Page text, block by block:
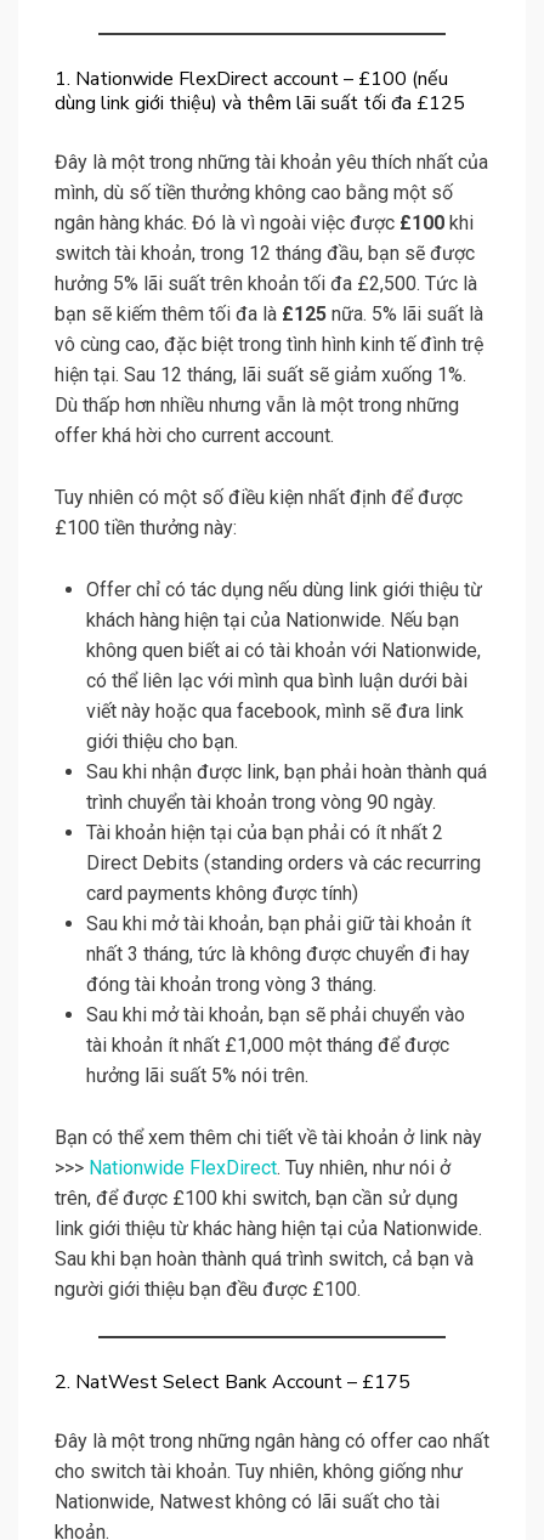
1. Nationwide FlexDirect account – £100 (nếu
dùng link giới thiệu) và thêm lãi suất tối đa £125
Đây là một trong những tài khoản yêu thích nhất của
mình, dù số tiền thưởng không cao bằng một số
ngân hàng khác. Đó là vì ngoài việc được £100 khi
switch tài khoản, trong 12 tháng đầu, bạn sẽ được
hưởng 5% lãi suất trên khoản tối đa £2,500. Tức là
bạn sẽ kiếm thêm tối đa là £125 nữa. 5% lãi suất là
vô cùng cao, đặc biệt trong tình hình kinh tế đình trệ
hiện tại. Sau 12 tháng, lãi suất sẽ giảm xuống 1%.
Dù thấp hơn nhiều nhưng vẫn là một trong những
offer khá hời cho current account.
Tuy nhiên có một số điều kiện nhất định để được
£100 tiền thưởng này:
Offer chỉ có tác dụng nếu dùng link giới thiệu từ
khách hàng hiện tại của Nationwide. Nếu bạn
không quen biết ai có tài khoản với Nationwide,
có thể liên lạc với mình qua bình luận dưới bài
viết này hoặc qua facebook, mình sẽ đưa link
giới thiệu cho bạn.
Sau khi nhận được link, bạn phải hoàn thành quá
trình chuyển tài khoản trong vòng 90 ngày.
Tài khoản hiện tại của bạn phải có ít nhất 2
Direct Debits (standing orders và các recurring
card payments không được tính)
Sau khi mở tài khoản, bạn phải giữ tài khoản ít
nhất 3 tháng, tức là không được chuyển đi hay
đóng tài khoản trong vòng 3 tháng.
Sau khi mở tài khoản, bạn sẽ phải chuyển vào
tài khoản ít nhất £1,000 một tháng để được
hưởng lãi suất 5% nói trên.
Bạn có thể xem thêm chi tiết về tài khoản ở link này
>>> Nationwide FlexDirect. Tuy nhiên, như nói ở
trên, để được £100 khi switch, bạn cần sử dụng
link giới thiệu từ khác hàng hiện tại của Nationwide.
Sau khi bạn hoàn thành quá trình switch, cả bạn và
người giới thiệu bạn đều được £100.
2. NatWest Select Bank Account – £175
Đây là một trong những ngân hàng có offer cao nhất
cho switch tài khoản. Tuy nhiên, không giống như
Nationwide, Natwest không có lãi suất cho tài
khoản.